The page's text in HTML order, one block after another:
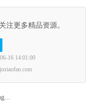
注更多精品资源。
16 14:01:00